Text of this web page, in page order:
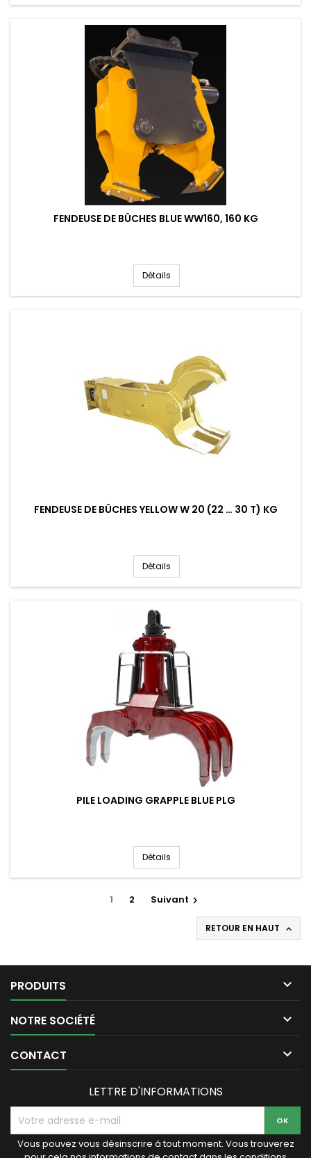
FENDEUSE DE BÛCHES BLUE WW160, 160 KG
Détails
FENDEUSE DE BÛCHES YELLOW W 20 (22 … 30 T) KG
Détails
PILE LOADING GRAPPLE BLUE PLG
Détails
1 2 Suivant 
RETOUR EN HAUT 
PRODUITS 
NOTRE SOCIÉTÉ 
CONTACT 
LETTRE D'INFORMATIONS
Vous pouvez vous désinscrire à tout moment. Vous trouverez